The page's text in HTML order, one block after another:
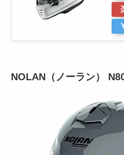
NOLAN（ノーラン）